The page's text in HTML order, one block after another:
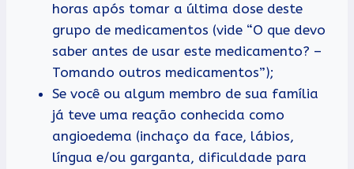
horas após tomar a última dose deste
grupo de medicamentos (vide “O que devo
saber antes de usar este medicamento? –
Tomando outros medicamentos”);
Se você ou algum membro de sua família
já teve uma reação conhecida como
angioedema (inchaço da face, lábios,
língua e/ou garganta, dificuldade para